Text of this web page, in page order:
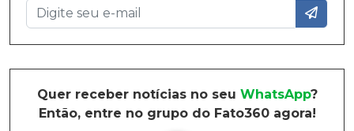
Quer receber notícias no seu WhatsApp?
Então, entre no grupo do Fato360 agora!